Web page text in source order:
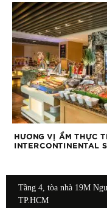
HƯƠNG VỊ ẨM THỰC
INTERCONTINENTAL
Tầng 4, tòa nhà 19M
TP.HCM